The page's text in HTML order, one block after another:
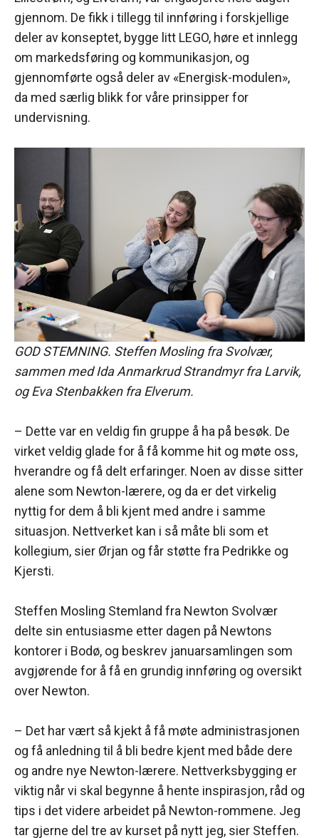
gjennom. De fikk i tillegg til innføring i forskjellige
deler av konseptet, bygge litt LEGO, høre et innlegg
om markedsføring og kommunikasjon, og
gjennomførte også deler av «Energisk-modulen»,
da med særlig blikk for våre prinsipper for
undervisning.
GOD STEMNING. Steffen Mosling fra Svolvær,
sammen med Ida Anmarkrud Strandmyr fra Larvik,
og Eva Stenbakken fra Elverum.
– Dette var en veldig fin gruppe å ha på besøk. De
virket veldig glade for å få komme hit og møte oss,
hverandre og få delt erfaringer. Noen av disse sitter
alene som Newton-lærere, og da er det virkelig
nyttig for dem å bli kjent med andre i samme
situasjon. Nettverket kan i så måte bli som et
kollegium, sier Ørjan og får støtte fra Pedrikke og
Kjersti.
Steffen Mosling Stemland fra Newton Svolvær
delte sin entusiasme etter dagen på Newtons
kontorer i Bodø, og beskrev januarsamlingen som
avgjørende for å få en grundig innføring og oversikt
over Newton.
– Det har vært så kjekt å få møte administrasjonen
og få anledning til å bli bedre kjent med både dere
og andre nye Newton-lærere. Nettverksbygging er
viktig når vi skal begynne å hente inspirasjon, råd og
tips i det videre arbeidet på Newton-rommene. Jeg
tar gjerne del tre av kurset på nytt jeg, sier Steffen.